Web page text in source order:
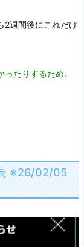
2週間後にこれだけ
たりするため、
※26/02/05